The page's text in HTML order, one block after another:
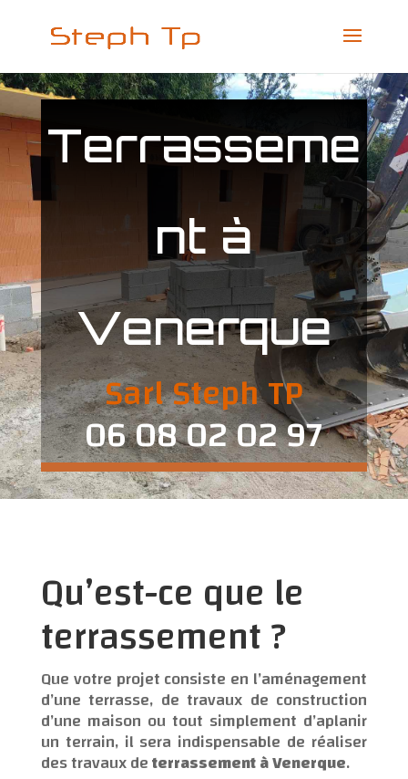
Terrasseme
nt à
Venerque
Sarl Steph TP
06 08 02 02 97
Qu’est-ce que le
terrassement ?
Que votre projet consiste en l’aménagement
d’une terrasse, de travaux de construction
d’une maison ou tout simplement d’aplanir
un terrain, il sera indispensable de réaliser
des travaux deterrassement à Venerque.